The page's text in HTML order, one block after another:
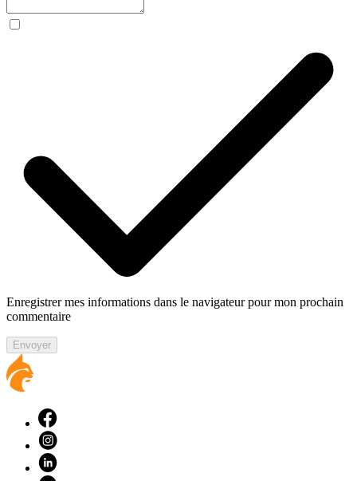
Enregistrer mes informations dans le navigateur pour mon prochain
commentaire
Envoyer